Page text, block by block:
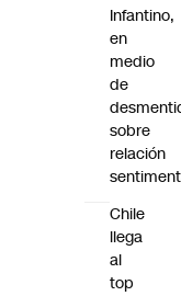
Infantino,
en
medio
de
sobre
relación
Chile
llega
al
top